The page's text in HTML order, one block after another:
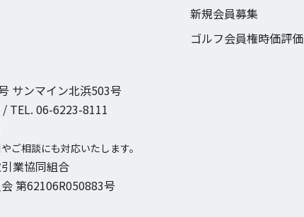
サンマイン北浜503号
TEL. 06-6223-8111
ご相談にも対応いたします。
業協同組合
第62106R050883号
新規会員募集
ゴルフ会員権時価評価